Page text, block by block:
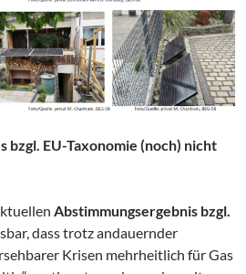
bzgl. EU-Taxonomie (noch) nicht
Abstimmungsergebnis bzgl.
dass trotz andauernder
Krisen mehrheitlich für Gas